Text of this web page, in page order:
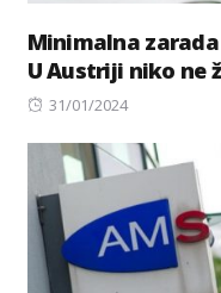
Minimalna
U Austriji niko ne
Posted
31/01/2024